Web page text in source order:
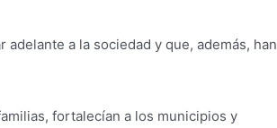
a la sociedad y que, además, han
fortalecían a los municipios y